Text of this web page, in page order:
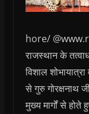
hore/
राजस्थान के
विशाल
से गुरु गोरक्षनाथ
मुख्य मार्गों से